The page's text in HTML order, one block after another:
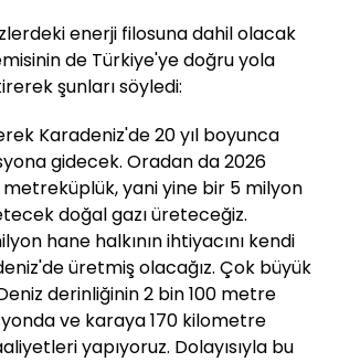
enerji filosuna dahil olacak
de Türkiye'ye doğru yola
şunları söyledi:
Karadeniz'de 20 yıl boyunca
gidecek. Oradan da 2026
metreküplük, yani yine bir 5 milyon
doğal gazı üreteceğiz.
hane halkının ihtiyacını kendi
üretmiş olacağız. Çok büyük
derinliğinin 2 bin 100 metre
ve karaya 170 kilometre
yapıyoruz. Dolayısıyla bu